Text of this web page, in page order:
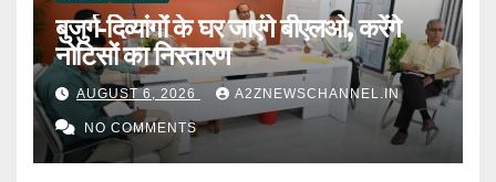
बुजुर्ग-दिव्यांगों के घर जाएंगे बीएलओ, करेंगे
नोटिसों का निस्तारण
AUGUST 6, 2026 A2ZNEWSCHANNEL.IN
NO COMMENTS